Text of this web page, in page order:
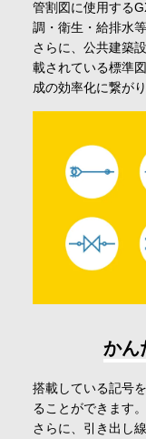
管割図に使用する
調・衛生・給排水
さらに、公共建築
載されている標準
成の効率化に繋がり
かん
搭載している記号
ることができます。
さらに、引き出し